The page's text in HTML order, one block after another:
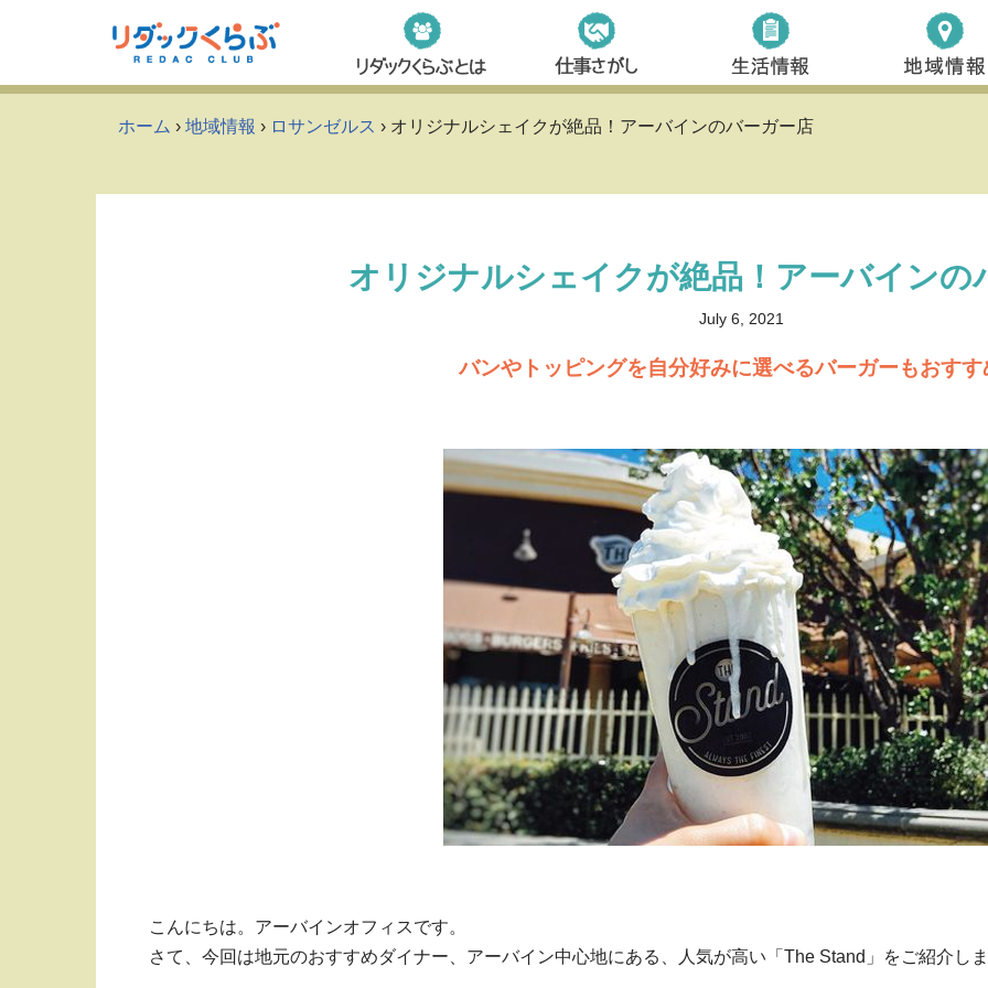
to
ホーム › 地域情報 › ロサンゼルス › オリジナルシェイクが絶品！アーバインのバーガー店
オリジナルシェイクが絶品！アーバインの
July 6, 2021
バンやトッピングを自分好みに選べるバーガーもおすす
こんにちは。アーバインオフィスです。
さて、今回は地元のおすすめダイナー、アーバイン中心地にある、人気が高い「The Stand」をご紹介し